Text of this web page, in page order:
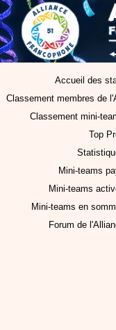
Accueil des
Classement membres de
Classement mini-
Top
Mini-teams
Mini-teams
Mini-teams en
Forum de